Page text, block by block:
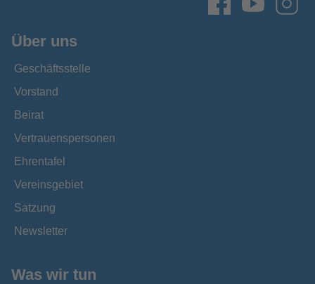
Über uns
Geschäftsstelle
Vorstand
Beirat
Vertrauenspersonen
Ehrentafel
Vereinsgebiet
Satzung
Newsletter
Was wir tun